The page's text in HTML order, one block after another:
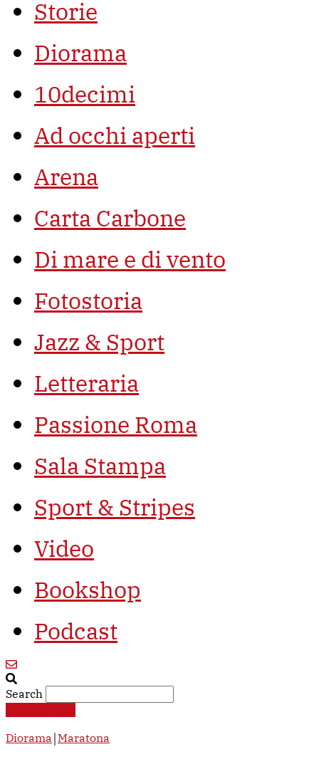
Storie
Diorama
10decimi
Ad occhi aperti
Arena
Carta Carbone
Di mare e di vento
Fotostoria
Jazz & Sport
Letteraria
Passione Roma
Sala Stampa
Sport & Stripes
Video
Bookshop
Podcast
Search
Diorama Maratona